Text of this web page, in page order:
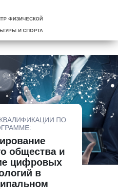
ФИЗИЧЕСКОЙ
И СПОРТА
ПО
общества и
цифровых
в